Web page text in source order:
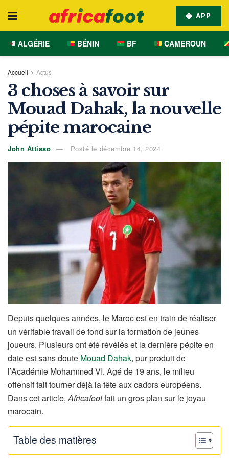
APP
ALGÉRIE BÉNIN BF CAMEROUN
Accueil Actus
3 choses à savoir sur
Mouad Dahak, la nouvelle
pépite marocaine
John Attisso Posté le décembre 14, 2024
Depuis quelques années, le Maroc est en train de réaliser
un véritable travail de fond sur la formation de jeunes
joueurs. Plusieurs ont été révélés et la dernière pépite en
date est sans doute Mouad Dahak, pur produit de
l’Académie Mohammed VI. Agé de 19 ans, le milieu
offensif fait tourner déjà la tête aux cadors européens.
Dans cet article,Africafootfait un gros plan sur le joyau
marocain.
Table des matières